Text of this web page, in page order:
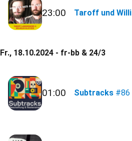
23:00 Taroff und Willi
Fr., 18.10.2024 - fr-bb & 24/3
01:00 Subtracks #86